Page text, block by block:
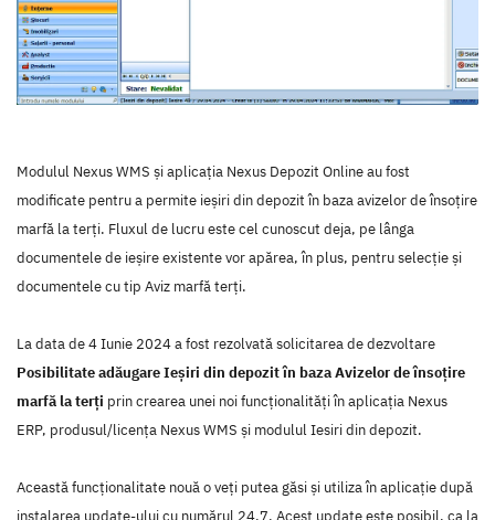
Modulul Nexus WMS și aplicația Nexus Depozit Online au fost
modificate pentru a permite ieșiri din depozit în baza avizelor de însoțire
marfă la terți. Fluxul de lucru este cel cunoscut deja, pe lânga
documentele de ieșire existente vor apărea, în plus, pentru selecție și
documentele cu tip Aviz marfă terți.
La data de 4 Iunie 2024 a fost rezolvată solicitarea de dezvoltare
Posibilitate adăugare Ieșiri din depozit în baza Avizelor de însoțire
marfă la terți prin crearea unei noi funcţionalităţi în aplicaţia Nexus
ERP, produsul/licenţa Nexus WMS şi modulul Iesiri din depozit.
Această funcţionalitate nouă o veţi putea găsi şi utiliza în aplicaţie după